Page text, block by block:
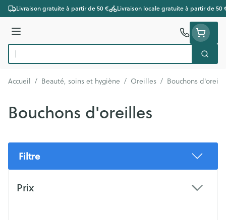
Aller au contenu
Livraison gratuite à partir de 50 € Livraison locale gratuite à partir de 50
Menu
Rechercher
Accueil / Beauté, soins et hygiène / Oreilles / Bouchons
Bouchons d'oreilles
Filtre
Prix